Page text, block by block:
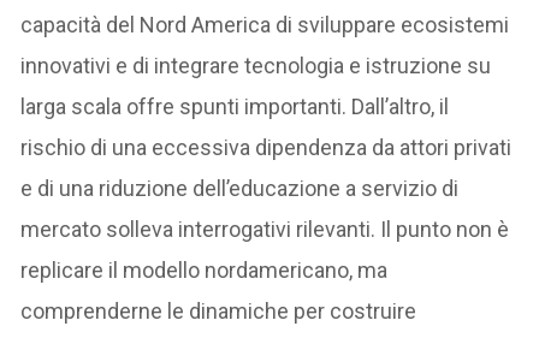
capacità del Nord America di sviluppare ecosistemi
innovativi e di integrare tecnologia e istruzione su
larga scala offre spunti importanti. Dall’altro, il
rischio di una eccessiva dipendenza da attori privati
e di una riduzione dell’educazione a servizio di
mercato solleva interrogativi rilevanti. Il punto non è
replicare il modello nordamericano, ma
comprenderne le dinamiche per costruire